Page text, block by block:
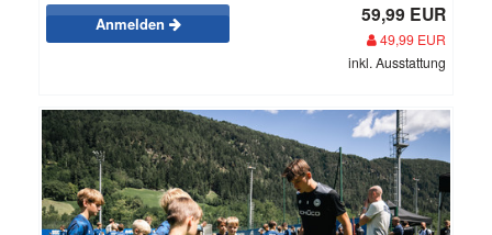
Anmelden 59,99 EUR
49,99 EUR
inkl. Ausstattung